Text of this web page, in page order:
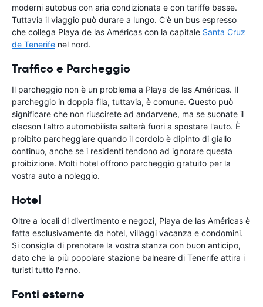
moderni autobus con aria condizionata e con tariffe basse.
Tuttavia il viaggio può durare a lungo. C'è un bus espresso
che collega Playa de las Américas con la capitale Santa Cruz
de Tenerife nel nord.
Traffico e Parcheggio
Il parcheggio non è un problema a Playa de las Américas. Il
parcheggio in doppia fila, tuttavia, è comune. Questo può
significare che non riuscirete ad andarvene, ma se suonate il
clacson l'altro automobilista salterà fuori a spostare l'auto. È
proibito parcheggiare quando il cordolo è dipinto di giallo
continuo, anche se i residenti tendono ad ignorare questa
proibizione. Molti hotel offrono parcheggio gratuito per la
vostra auto a noleggio.
Hotel
Oltre a locali di divertimento e negozi, Playa de las Américas è
fatta esclusivamente da hotel, villaggi vacanza e condomini.
Si consiglia di prenotare la vostra stanza con buon anticipo,
dato che la più popolare stazione balneare di Tenerife attira i
turisti tutto l'anno.
Fonti esterne